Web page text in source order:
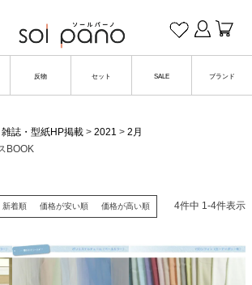
反物 セット SALE ブランド
雑誌・型紙HP掲載 2021
2月
BOOK
新着順 価格が安い順 価格が高い順 4件中 1-4件表示